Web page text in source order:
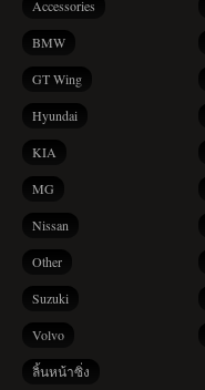
Accessories
BMW
GT Wing
Hyundai
KIA
MG
Nissan
Other
Suzuki
Volvo
ลิ้นหน้าซิ่ง